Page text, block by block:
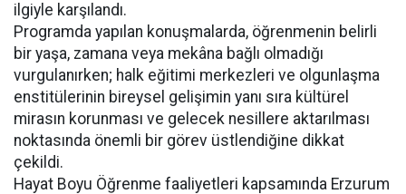
ilgiyle karşılandı.
Programda yapılan konuşmalarda, öğrenmenin belirli
bir yaşa, zamana veya mekâna bağlı olmadığı
vurgulanırken; halk eğitimi merkezleri ve olgunlaşma
enstitülerinin bireysel gelişimin yanı sıra kültürel
mirasın korunması ve gelecek nesillere aktarılması
noktasında önemli bir görev üstlendiğine dikkat
çekildi.
Hayat Boyu Öğrenme faaliyetleri kapsamında Erzurum